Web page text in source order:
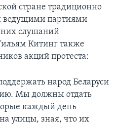
стране традиционно
ведущими партиями
слушаний
Китинг также
акций протеста:
народ Беларуси
Мы должны отдать
каждый день
улицы, зная, что их